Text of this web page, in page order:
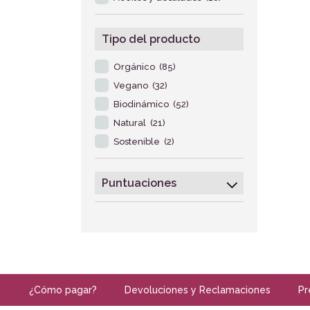
Tipo del producto
Orgánico (85)
Vegano (32)
Biodinámico (52)
Natural (21)
Sostenible (2)
Puntuaciones
¿Cómo pagar? Devoluciones y Reclamaciones